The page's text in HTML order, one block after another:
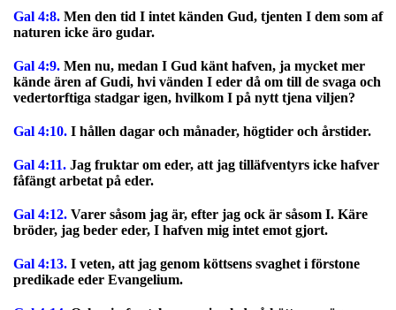
Gal 4:8. Men den tid I intet känden Gud, tjenten I dem som af
naturen icke äro gudar.
Gal 4:9. Men nu, medan I Gud känt hafven, ja mycket mer
kände ären af Gudi, hvi vänden I eder då om till de svaga och
vedertorftiga stadgar igen, hvilkom I på nytt tjena viljen?
Gal 4:10. I hållen dagar och månader, högtider och årstider.
Gal 4:11. Jag fruktar om eder, att jag tilläfventyrs icke hafver
fåfängt arbetat på eder.
Gal 4:12. Varer såsom jag är, efter jag ock är såsom I. Käre
bröder, jag beder eder, I hafven mig intet emot gjort.
Gal 4:13. I veten, att jag genom köttsens svaghet i förstone
predikade eder Evangelium.